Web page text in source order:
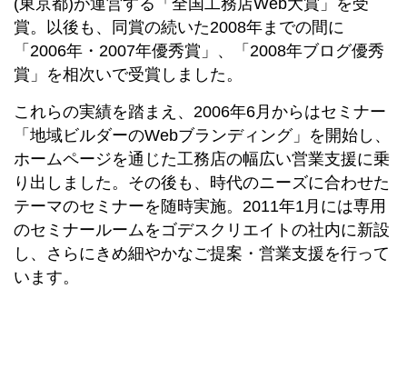
(東京都)が運営する「全国工務店Web大賞」を受
賞。以後も、同賞の続いた2008年までの間に
「2006年・2007年優秀賞」、「2008年ブログ優秀
賞」を相次いで受賞しました。
これらの実績を踏まえ、2006年6月からはセミナー
「地域ビルダーのWebブランディング」を開始し、
ホームページを通じた工務店の幅広い営業支援に乗
り出しました。その後も、時代のニーズに合わせた
テーマのセミナーを随時実施。2011年1月には専用
のセミナールームをゴデスクリエイトの社内に新設
し、さらにきめ細やかなご提案・営業支援を行って
います。